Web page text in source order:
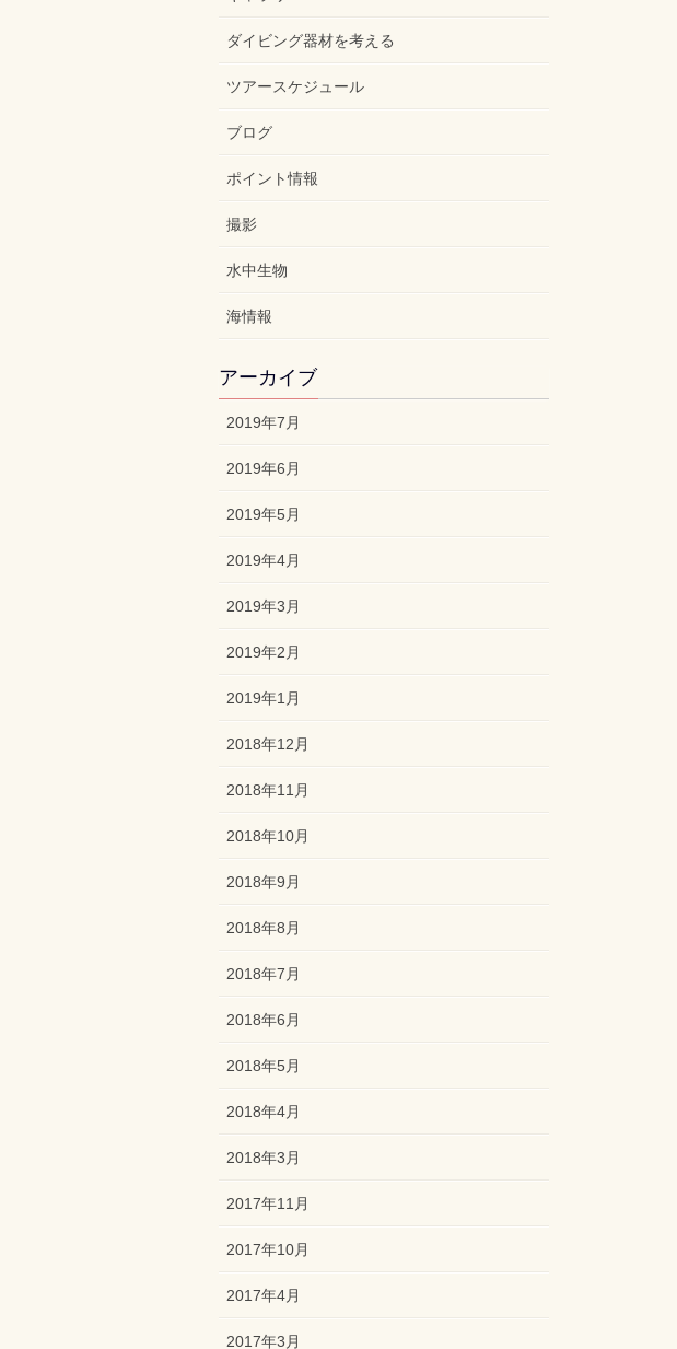
ダイビング器材を考える
ツアースケジュール
ブログ
ポイント情報
撮影
水中生物
海情報
アーカイブ
2019年7月
2019年6月
2019年5月
2019年4月
2019年3月
2019年2月
2019年1月
2018年12月
2018年11月
2018年10月
2018年9月
2018年8月
2018年7月
2018年6月
2018年5月
2018年4月
2018年3月
2017年11月
2017年10月
2017年4月
2017年3月